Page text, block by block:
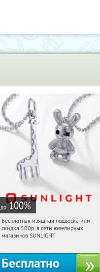
до 100%
10:57:02 Получили:
Россия
Бесплатная изящная подвеска или
скидка 500р. в сети ювелирных
магазинов SUNLIGHT
Бесплатно